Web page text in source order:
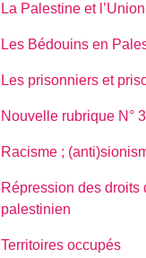
La Palestine et
Les Bédouins en
Les prisonniers et
Nouvelle rubrique N°
Racisme ;
Répression des droits
palestinien
Territoires occupés